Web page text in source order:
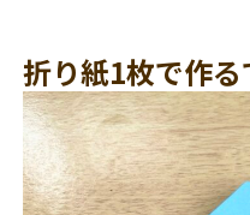
折り紙1枚で作